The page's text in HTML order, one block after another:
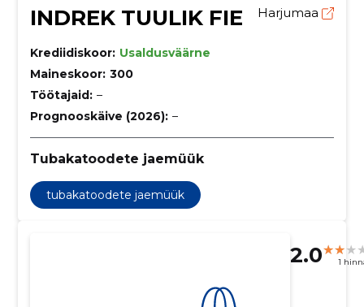
INDREK TUULIK FIE Harjumaa
Krediidiskoor: Usaldusväärne
Maineskoor: 300
Töötajaid: –
Prognooskäive (2026): –
Tubakatoodete jaemüük
tubakatoodete jaemüük
2.0 1